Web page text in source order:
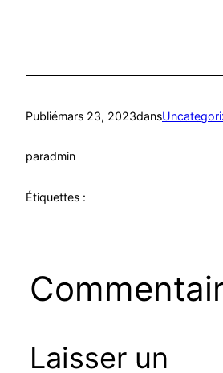
Publiémars 23, 2023dans
paradmin
Étiquettes :
Laisser un